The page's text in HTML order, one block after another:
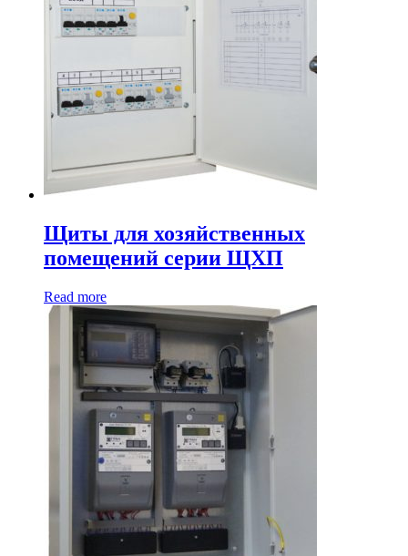
Щиты для хозяйственных
помещений серии ЩХП
Read more